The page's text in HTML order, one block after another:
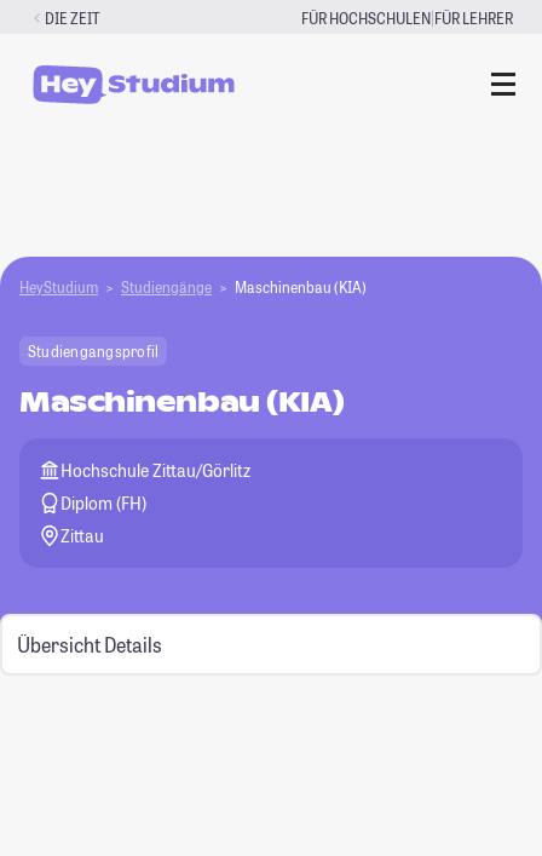
Zum
springen
DIE ZEIT FÜR HOCHSCHULEN|FÜR LEHRER
HeyStudium Studiengänge Maschinenbau (KIA)
Studiengangsprofil
Maschinenbau (KIA)
Hochschule Zittau/Görlitz
Diplom (FH)
Zittau
Übersicht Details